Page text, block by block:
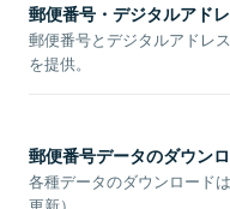
郵便番号・デジタルアド
郵便番号とデジタルアドレ
を提供。
郵便番号データのダウン
各種データのダウンロード